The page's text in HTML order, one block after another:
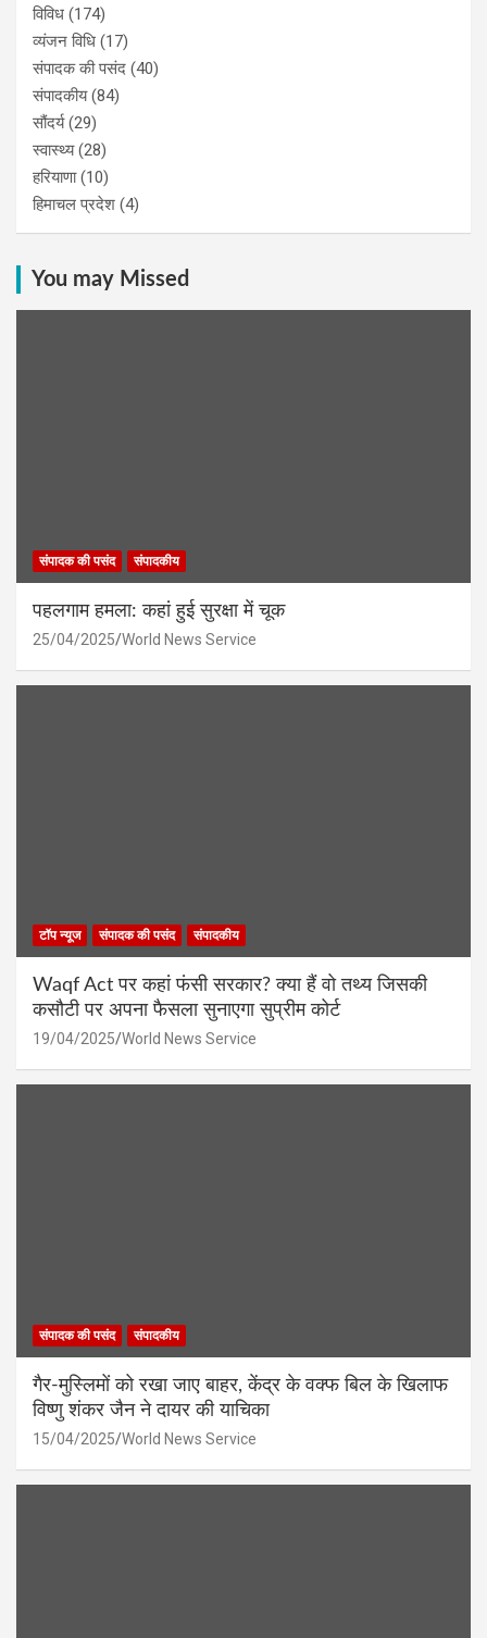
विविध (174)
व्यंजन विधि (17)
संपादक की पसंद (40)
संपादकीय(84)
सौंदर्य(29)
स्वास्थ्य(28)
हरियाणा(10)
हिमाचल प्रदेश (4)
You may Missed
संपादक की पसंद संपादकीय
पहलगाम हमला: कहां हुई सुरक्षा में चूक
25/04/2025 World News Service
टॉप न्यूज संपादक की पसंद संपादकीय
Waqf Act पर कहां फंसी सरकार? क्या हैं वो तथ्य जिसकी
कसौटी पर अपना फैसला सुनाएगा सुप्रीम कोर्ट
19/04/2025 World News Service
संपादक की पसंद संपादकीय
गैर-मुस्लिमों को रखा जाए बाहर, केंद्र के वक्फ बिल के खिलाफ
विष्णु शंकर जैन ने दायर की याचिका
15/04/2025 World News Service